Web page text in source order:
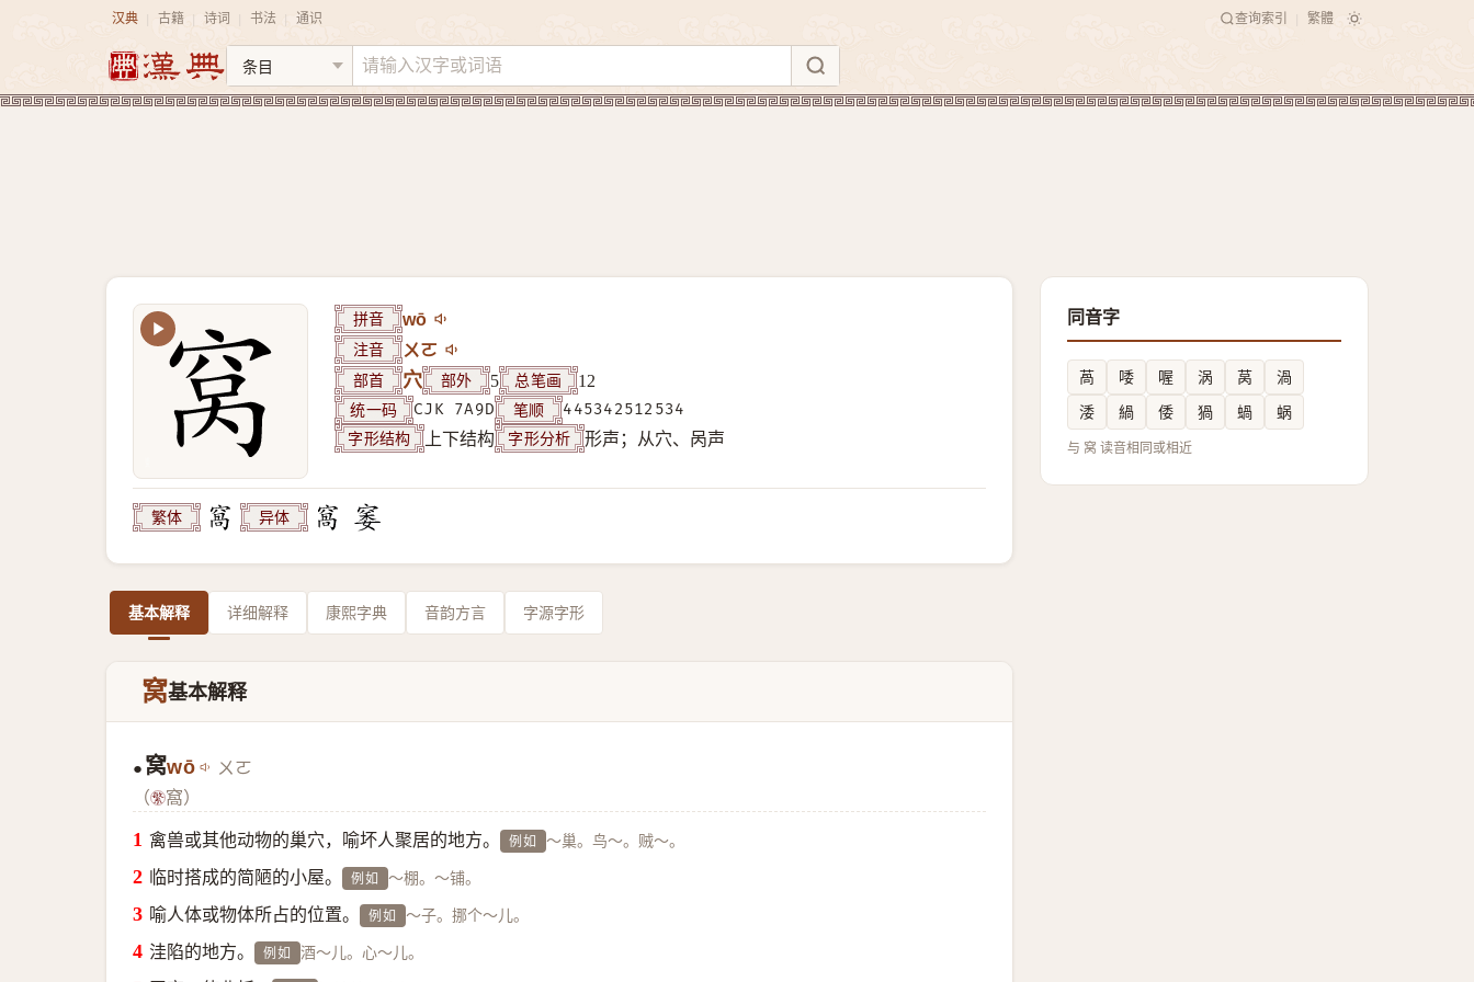
汉典 古籍 诗词 书法 通识 查询索引 繁體
拼音 wō
注音 ㄨㄛ
部首 穴 部外 5 总笔画 12
统一码 CJK 7A9D 笔顺 445342512534
字形结构 上下结构 字形分析 形声；从穴、呙声
繁体 异体
基本解释 详细解释 康熙字典 音韵方言 字源字形
窝基本解释
● 窝wō ㄨㄛ
（
窩）
禽兽或其他动物的巢穴，喻坏人聚居的地方。 例如 ～巢。鸟～。贼～。
临时搭成的简陋的小屋。 例如 ～棚。～铺。
喻人体或物体所占的位置。 例如 ～子。挪个～儿。
洼陷的地方。 例如 酒～儿。心～儿。
同音字
萵 唩 喔 涡 莴
渦
涹
緺 倭 猧 蝸 蜗
与 窝 读音相同或相近